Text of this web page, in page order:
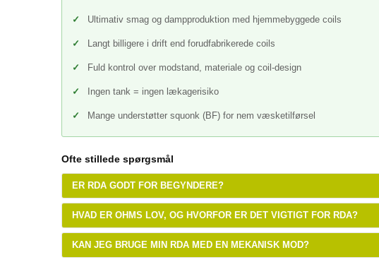
Ultimativ smag og dampproduktion med hjemmebyggede coils
Langt billigere i drift end forudfabrikerede coils
Fuld kontrol over modstand, materiale og coil-design
Ingen tank = ingen lækagerisiko
Mange understøtter squonk (BF) for nem væsketilførsel
Ofte stillede spørgsmål
ER RDA GODT FOR BEGYNDERE?
HVAD ER OHMS LOV, OG HVORFOR ER DET VIGTIGT FOR RDA?
KAN JEG BRUGE MIN RDA MED EN MEKANISK MOD?